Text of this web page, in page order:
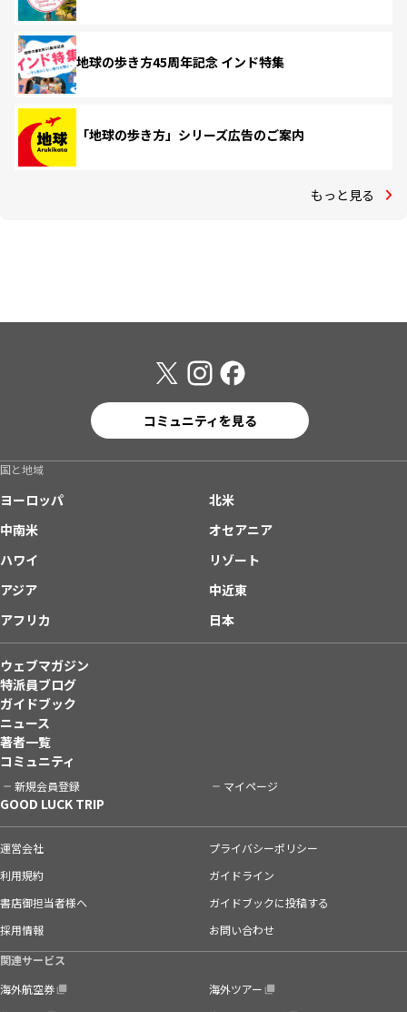
地球の歩き方45周年記念 インド特集
「地球の歩き方」シリーズ広告のご案内
もっと見る
コミュニティを見る
国と地域
ヨーロッパ
北米
中南米
オセアニア
ハワイ
リゾート
アジア
中近東
アフリカ
日本
ウェブマガジン
特派員ブログ
ガイドブック
ニュース
著者一覧
コミュニティ
新規会員登録 マイページ
GOOD LUCK TRIP
運営会社
プライバシーポリシー
利用規約
ガイドライン
書店御担当者様へ
ガイドブックに投稿する
採用情報
お問い合わせ
関連サービス
海外航空券
海外ツアー